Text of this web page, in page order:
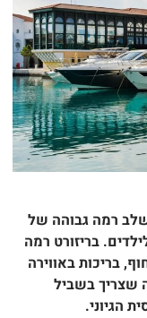
רמה גבוהה של
בריזורט רמה
באווירה
בשביל